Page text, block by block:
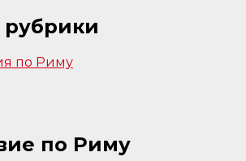
по Риму
по Риму